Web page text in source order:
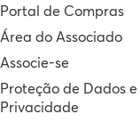
Portal de Compras
Área do Associado
Associe-se
Proteção de Dados e
Privacidade